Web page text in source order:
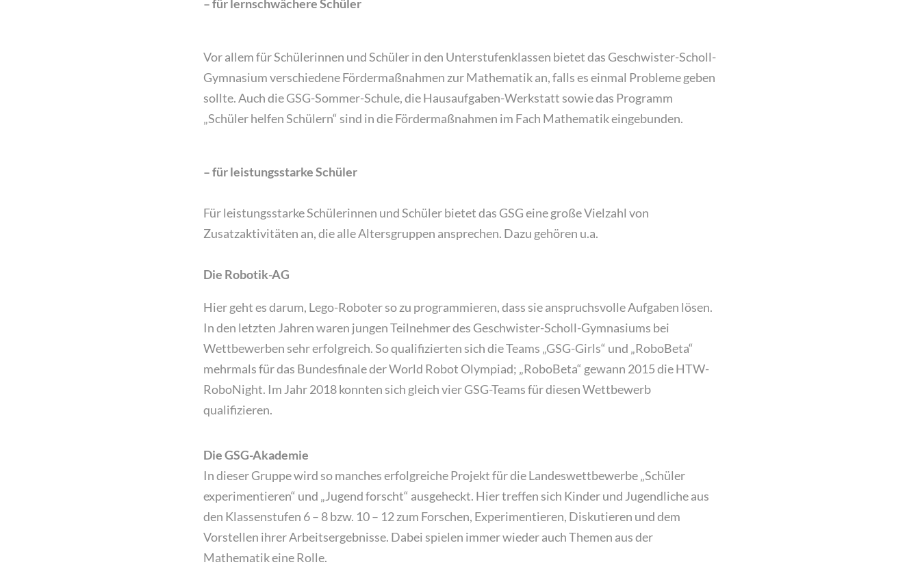
– für lernschwächere Schüler
Vor allem für Schülerinnen und Schüler in den Unterstufenklassen bietet das Geschwister-Scholl-
Gymnasium verschiedene Fördermaßnahmen zur Mathematik an, falls es einmal Probleme geben
sollte. Auch die GSG-Sommer-Schule, die Hausaufgaben-Werkstatt sowie das Programm
„Schüler helfen Schülern“ sind in die Förder­maßnahmen im Fach Mathematik eingebunden.
– für leistungsstarke Schüler
Für leistungsstarke Schülerinnen und Schüler bietet das GSG eine große Vielzahl von
Zusatzaktivitäten an, die alle Altersgruppen ansprechen. Dazu gehören u.a.
Die Robotik-AG
Hier geht es darum, Lego-Roboter so zu programmieren, dass sie anspruchsvolle Aufgaben lösen.
In den letzten Jahren waren jungen Teilnehmer des Geschwister-Scholl-Gymnasiums bei
Wettbewerben sehr erfolgreich. So qualifizierten sich die Teams „GSG-Girls“ und „RoboBeta“
mehrmals für das Bundesfinale der World Robot Olympiad; „RoboBeta“ gewann 2015 die HTW-
RoboNight. Im Jahr 2018 konnten sich gleich vier GSG-Teams für diesen Wettbewerb
qualifizieren.
DieGSG-Akademie
In dieser Gruppe wird so manches erfolgreiche Projekt für die Landeswettbewerbe „Schüler
experimentieren“ und „Jugend forscht“ ausgeheckt. Hier treffen sich Kinder und Jugendliche aus
den Klassenstufen 6 – 8 bzw. 10 – 12 zum Forschen, Experimentieren, Diskutieren und dem
Vorstellen ihrer Arbeitsergebnisse. Dabei spielen immer wieder auch Themen aus der
Mathematik eine Rolle.